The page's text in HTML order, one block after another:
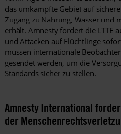
das umkämpfte Gebiet auf
Zugang zu Nahrung, Wasser und
erhält. Amnesty fordert die LTTE
und Attacken auf Flüchtlinge
müssen internationale
gesendet werden, um die
Standards sicher zu stellen.
Amnesty International
der